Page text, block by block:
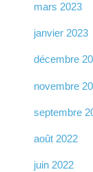
mars 2023
janvier 2023
décembre
novembre
septembre
août 2022
juin 2022